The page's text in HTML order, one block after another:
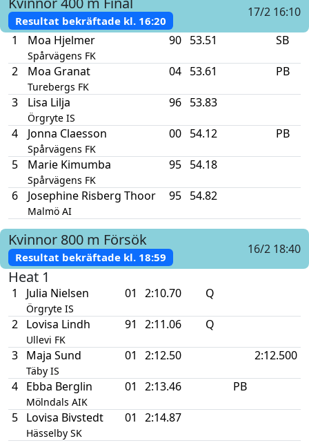
Resultat bekräftade kl.16:20
17/2 16:10
1
Moa Hjelmer
Spårvägens FK
90 53.51 SB
2 Moa Granat
Turebergs FK
04 53.61 PB
3 Lisa Lilja
Örgryte IS
96 53.83
4 Jonna Claesson
Spårvägens FK
00 54.12 PB
5 Marie Kimumba
Spårvägens FK
95 54.18
6 Josephine Risberg Thoor
Malmö AI
95 54.82
Kvinnor 800 m Försök
Resultat bekräftade kl.18:59
16/2 18:40
Heat 1
1 Julia Nielsen
Örgryte IS
01 2:10.70 Q
2 Lovisa Lindh
Ullevi FK
91 2:11.06 Q
3 Maja Sund
Täby IS
01 2:12.50 2:12.500
4 Ebba Berglin
Mölndals AIK
01 2:13.46 PB
5 Lovisa Bivstedt
Hässelby SK
01 2:14.87